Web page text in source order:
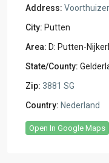
Address:
City: Putten
Area: D: Putten-
State/County:
Zip: 3881 SG
Country: Nederland
Open In Google Maps